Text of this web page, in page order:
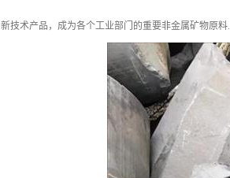
新技术产品，成为各个工业部门的重要非金属矿物原料.